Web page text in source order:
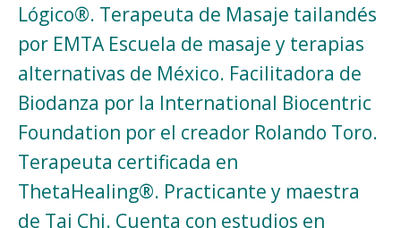
Lógico®. Terapeuta de Masaje tailandés
por EMTA Escuela de masaje y terapias
alternativas de México. Facilitadora de
Biodanza por la International Biocentric
Foundation por el creador Rolando Toro.
Terapeuta certificada en
ThetaHealing®. Practicante y maestra
de Tai Chi. Cuenta con estudios en